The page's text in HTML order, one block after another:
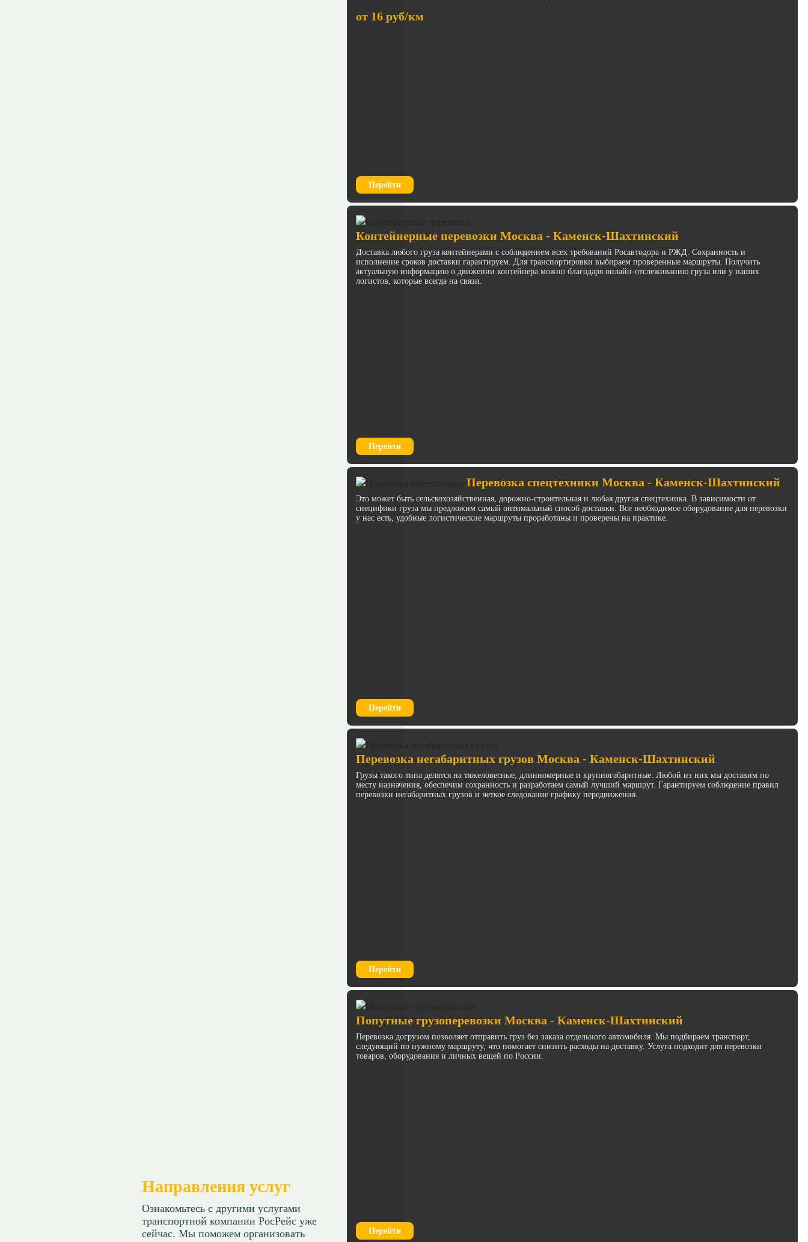
Направления услуг
Ознакомьтесь с другими услугами
транспортной компании РосРейс уже
сейчас. Мы поможем организовать
от 16 руб/км
Перейти
Контейнерные перевозки Москва - Каменск-Шахтинский
Доставка любого груза контейнерами с соблюдением всех требований Росавтодора и РЖД. Сохранность и
исполнение сроков доставки гарантируем. Для транспортировки выбираем проверенные маршруты. Получить
актуальную информацию о движении контейнера можно благодаря онлайн-отслеживанию груза или у наших
логистов, которые всегда на связи.
Перейти
Перевозка спецтехники Москва - Каменск-Шахтинский
Это может быть сельскохозяйственная, дорожно-строительная и любая другая спецтехника. В зависимости от
специфики груза мы предложим самый оптимальный способ доставки. Все необходимое оборудование для перевозки
у нас есть, удобные логистические маршруты проработаны и проверены на практике.
Перейти
Перевозка негабаритных грузов Москва - Каменск-Шахтинский
Грузы такого типа делятся на тяжеловесные, длинномерные и крупногабаритные. Любой из них мы доставим по
месту назначения, обеспечим сохранность и разработаем самый лучший маршрут. Гарантируем соблюдение правил
перевозки негабаритных грузов и четкое следование графику передвижения.
Перейти
Попутные грузоперевозки Москва - Каменск-Шахтинский
Перевозка догрузом позволяет отправить груз без заказа отдельного автомобиля. Мы подбираем транспорт,
следующий по нужному маршруту, что помогает снизить расходы на доставку. Услуга подходит для перевозки
товаров, оборудования и личных вещей по России.
Перейти